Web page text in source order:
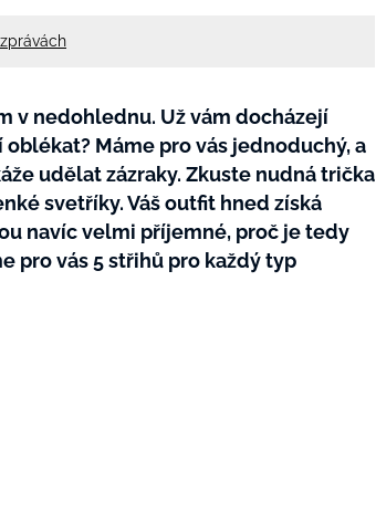
v nedohlednu. Už vám docházejí
Máme pro vás jednoduchý, a
udělat zázraky. Zkuste nudná trička
svetříky. Váš outfit hned získá
navíc velmi příjemné, proč je tedy
pro vás 5 střihů pro každý typ